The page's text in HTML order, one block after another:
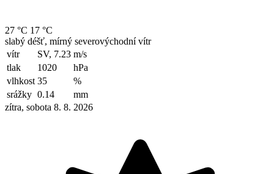
27 °C 17 °C
slabý déšť, mírný severovýchodní vítr
vítr
SV, 7.23 m/s
tlak
1020
hPa
vlhkost 35
%
srážky 0.14
mm
zítra, sobota 8. 8. 2026